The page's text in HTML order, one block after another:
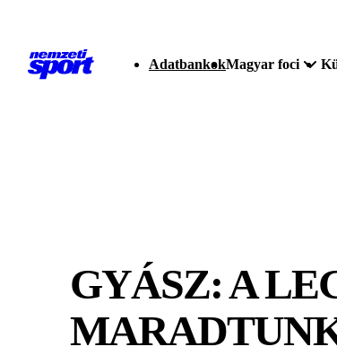
AdatbankokMagyar foci
GYÁSZ: A